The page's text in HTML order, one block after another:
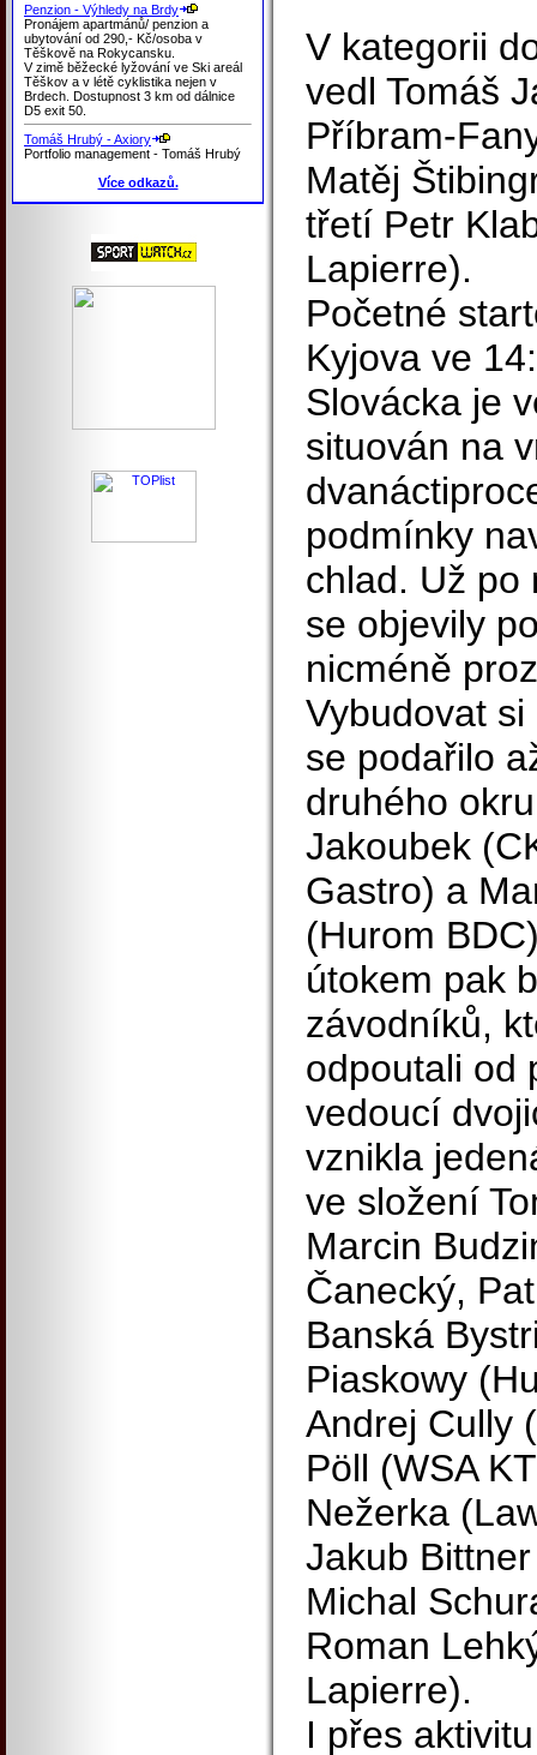
Penzion - Výhledy na Brdy
Pronájem apartmánů/ penzion a
ubytování od 290,- Kč/osoba v
Těškově na Rokycansku.
V zimě běžecké lyžování ve Ski areál
Těškov a v létě cyklistika nejen v
Brdech. Dostupnost 3 km od dálnice
D5 exit 50.
Tomáš Hrubý - Axiory
Portfolio management - Tomáš Hrubý
Více odkazů.
V kategorii
vedl Tomáš
Příbram-
Matěj
třetí Petr
Lapierre).
Početné
Kyjova ve
Slovácka je
situován na
podmínky
chlad. Už po
se objevily
nicméně
Vybudovat
se podařilo
druhého
Jakoubek
Gastro) a
(Hurom
útokem pak
závodníků,
odpoutali od
vedoucí
vznikla
ve složení
Marcin
Čanecký,
Banská
Piaskowy
Andrej Cully
Pöll (WSA
Nežerka
Jakub
Michal
Roman
Lapierre).
I přes